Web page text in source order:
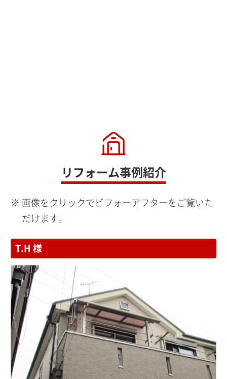
リフォーム事例紹介
画像をクリックでビフォーアフターをご覧いた
だけます。
T.H 様